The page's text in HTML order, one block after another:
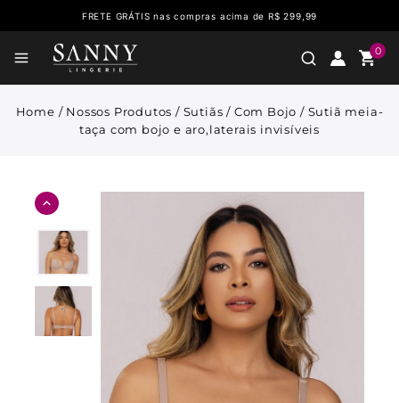
FRETE GRÁTIS nas compras acima de R$ 299,99
0
Home / Nossos Produtos / Sutiãs / Com Bojo / Sutiã meia-
taça com bojo e aro,laterais invisíveis